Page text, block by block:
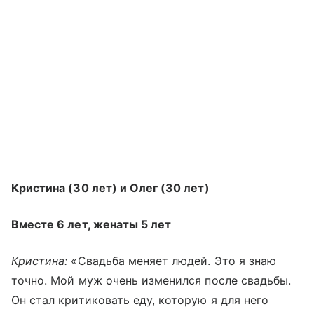
Кристина (30 лет) и Олег (30 лет)
Вместе 6 лет, женаты 5 лет
Кристина: «Свадьба меняет людей. Это я знаю
точно. Мой муж очень изменился после свадьбы.
Он стал критиковать еду, которую я для него